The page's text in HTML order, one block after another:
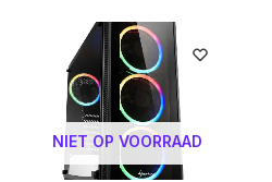
NIET OP VOORRAAD